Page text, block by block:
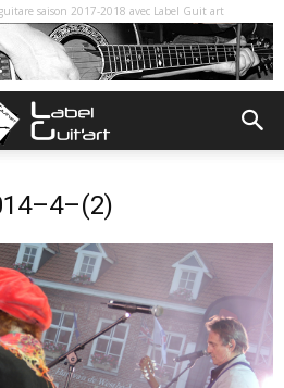
saison 2017-2018 avec Label Guit art